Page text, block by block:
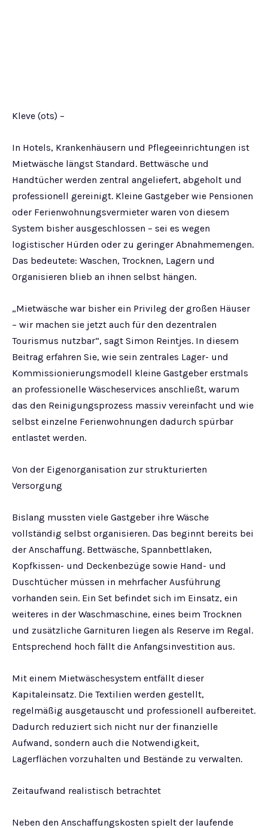
Kleve (ots) –
In Hotels, Krankenhäusern und Pflegeeinrichtungen ist
Mietwäsche längst Standard. Bettwäsche und
Handtücher werden zentral angeliefert, abgeholt und
professionell gereinigt. Kleine Gastgeber wie Pensionen
oder Ferienwohnungsvermieter waren von diesem
System bisher ausgeschlossen – sei es wegen
logistischer Hürden oder zu geringer Abnahmemengen.
Das bedeutete: Waschen, Trocknen, Lagern und
Organisieren blieb an ihnen selbst hängen.
„Mietwäsche war bisher ein Privileg der großen Häuser
– wir machen sie jetzt auch für den dezentralen
Tourismus nutzbar“, sagt Simon Reintjes. In diesem
Beitrag erfahren Sie, wie sein zentrales Lager- und
Kommissionierungsmodell kleine Gastgeber erstmals
an professionelle Wäscheservices anschließt, warum
das den Reinigungsprozess massiv vereinfacht und wie
selbst einzelne Ferienwohnungen dadurch spürbar
entlastet werden.
Von der Eigenorganisation zur strukturierten
Versorgung
Bislang mussten viele Gastgeber ihre Wäsche
vollständig selbst organisieren. Das beginnt bereits bei
der Anschaffung. Bettwäsche, Spannbettlaken,
Kopfkissen- und Deckenbezüge sowie Hand- und
Duschtücher müssen in mehrfacher Ausführung
vorhanden sein. Ein Set befindet sich im Einsatz, ein
weiteres in der Waschmaschine, eines beim Trocknen
und zusätzliche Garnituren liegen als Reserve im Regal.
Entsprechend hoch fällt die Anfangsinvestition aus.
Mit einem Mietwäschesystem entfällt dieser
Kapitaleinsatz. Die Textilien werden gestellt,
regelmäßig ausgetauscht und professionell aufbereitet.
Dadurch reduziert sich nicht nur der finanzielle
Aufwand, sondern auch die Notwendigkeit,
Lagerflächen vorzuhalten und Bestände zu verwalten.
Zeitaufwand realistisch betrachtet
Neben den Anschaffungskosten spielt der laufende